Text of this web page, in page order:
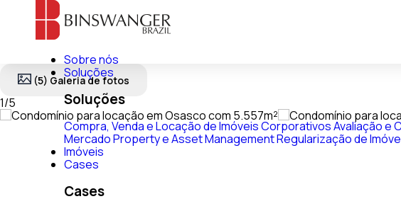
Sobre nós
Soluções
Soluções
Compra, Venda e Locação de Imóveis CorporativosAvaliação e
MercadoProperty e Asset ManagementRegularização de
Imóveis
Cases
Cases
(5) Galeria de fotos
1/5